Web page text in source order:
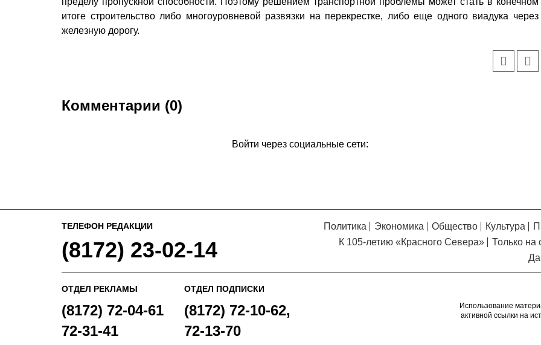
итоге строительство либо много­уровневой развязки на перекрестке, либо еще одного виадука через
железную дорогу.
Комментарии (0)
Войти через социальные сети:
ТЕЛЕФОН РЕДАКЦИИ
(8172) 23-02-14
Политика Экономика Общество Культура
К 105-летию «Красного Севера»
Только на
ОТДЕЛ РЕКЛАМЫ
(8172) 72-04-61
72-31-41
ОТДЕЛ ПОДПИСКИ
(8172) 72-10-62,
72-13-70
Использование
активной ссылки на